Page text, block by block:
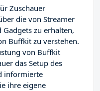
Zuschauer
die von Streamer
zu erhalten,
Buffkit zu verstehen.
von Buffkit
das Setup des
informierte
ihre eigene